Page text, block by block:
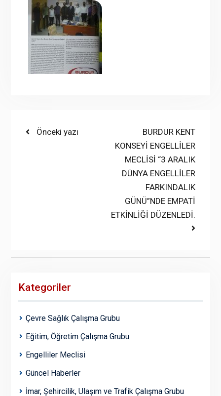
YazıPrevious
Önceki yazı
Next
post:
BURDUR KENT
KONSEYİ ENGELLİLER
MECLİSİ “3 ARALIK
DÜNYA ENGELLİLER
FARKINDALIK
GÜNÜ”NDE EMPATİ
ETKİNLİĞİ DÜZENLEDİ.
Kategoriler
Çevre Sağlık Çalışma Grubu
Eğitim, Öğretim Çalışma Grubu
Engelliler Meclisi
Güncel Haberler
İmar, Şehircilik, Ulaşım ve Trafik Çalışma Grubu